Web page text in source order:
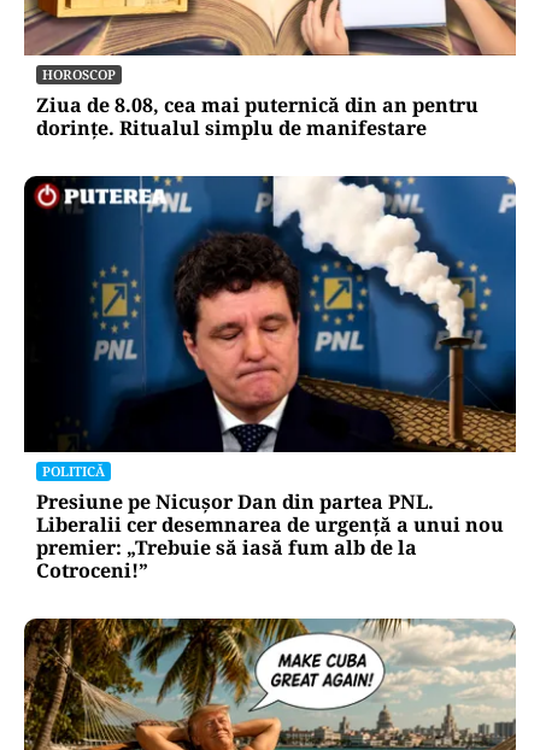
HOROSCOP
Ziua de 8.08, cea mai puternică din an pentru
dorințe. Ritualul simplu de manifestare
POLITICĂ
Presiune pe Nicușor Dan din partea PNL.
Liberalii cer desemnarea de urgență a unui nou
premier: „Trebuie să iasă fum alb de la
Cotroceni!”